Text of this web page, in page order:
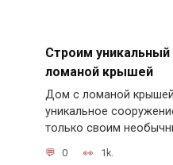
Строим
ломаной крышей
Дом с ломаной
уникальное
только своим
0 1k.